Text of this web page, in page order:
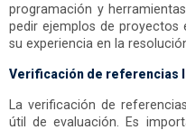
programación y
pedir ejemplos de proyectos
su experiencia en la
Verificación de referencias
La verificación de
útil de evaluación. Es